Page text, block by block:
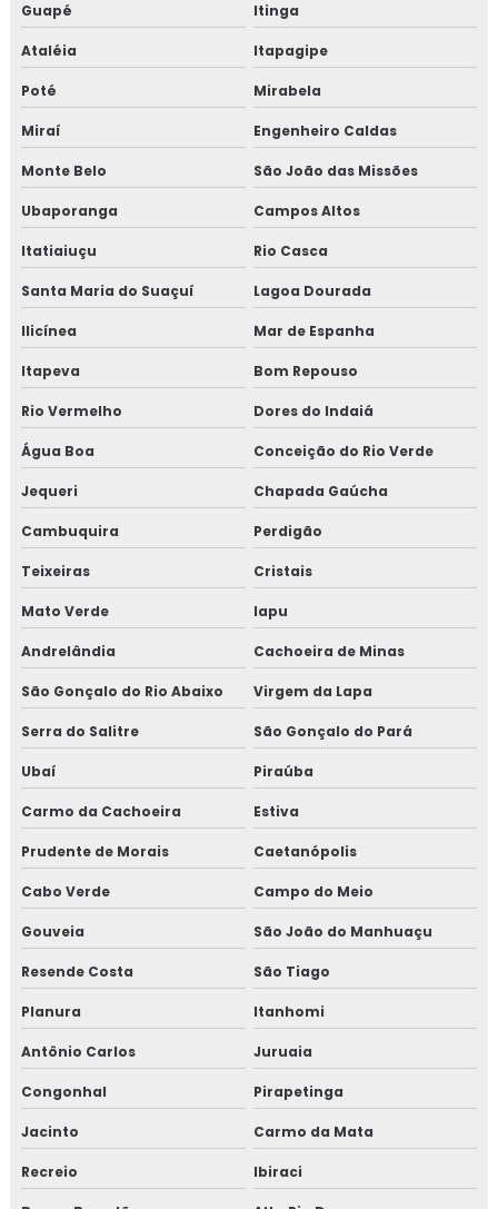
Treinamento em rastreabilidade e recall
Treinamento em reciclagem auditores internos iso9001
Treinamento em reciclagem equipe HACCP
Treinamento em reciclagem sobre segurança dos
alimentos
Treinamento em revisão norma FSSC 22000
Treinamento em revisão plano HACCP
Treinamento em rotinas administrativas de assuntos
regulatórios
Treinamento em rotulagem de alimentos
Treinamento em sensibilização programa 5s
Treinamento em sistema de gestão halal
Treinamento em transporte de feed materials
Treinamento em tratamento de não conformidades e
causas raiz
Guapé Itinga
Ataléia Itapagipe
Poté Mirabela
Miraí Engenheiro Caldas
Monte Belo São João das Missões
Ubaporanga Campos Altos
Itatiaiuçu Rio Casca
Santa Maria do Suaçuí Lagoa Dourada
Ilicínea Mar de Espanha
Itapeva Bom Repouso
Rio Vermelho Dores do Indaiá
Água Boa Conceição do Rio Verde
Jequeri Chapada Gaúcha
Cambuquira Perdigão
Teixeiras Cristais
Mato Verde Iapu
Andrelândia Cachoeira de Minas
São Gonçalo do Rio Abaixo Virgem da Lapa
Serra do Salitre São Gonçalo do Pará
Ubaí Piraúba
Carmo da Cachoeira Estiva
Prudente de Morais Caetanópolis
Cabo Verde Campo do Meio
Gouveia São João do Manhuaçu
Resende Costa São Tiago
Planura Itanhomi
Antônio Carlos Juruaia
Congonhal Pirapetinga
Jacinto Carmo da Mata
Recreio Ibiraci